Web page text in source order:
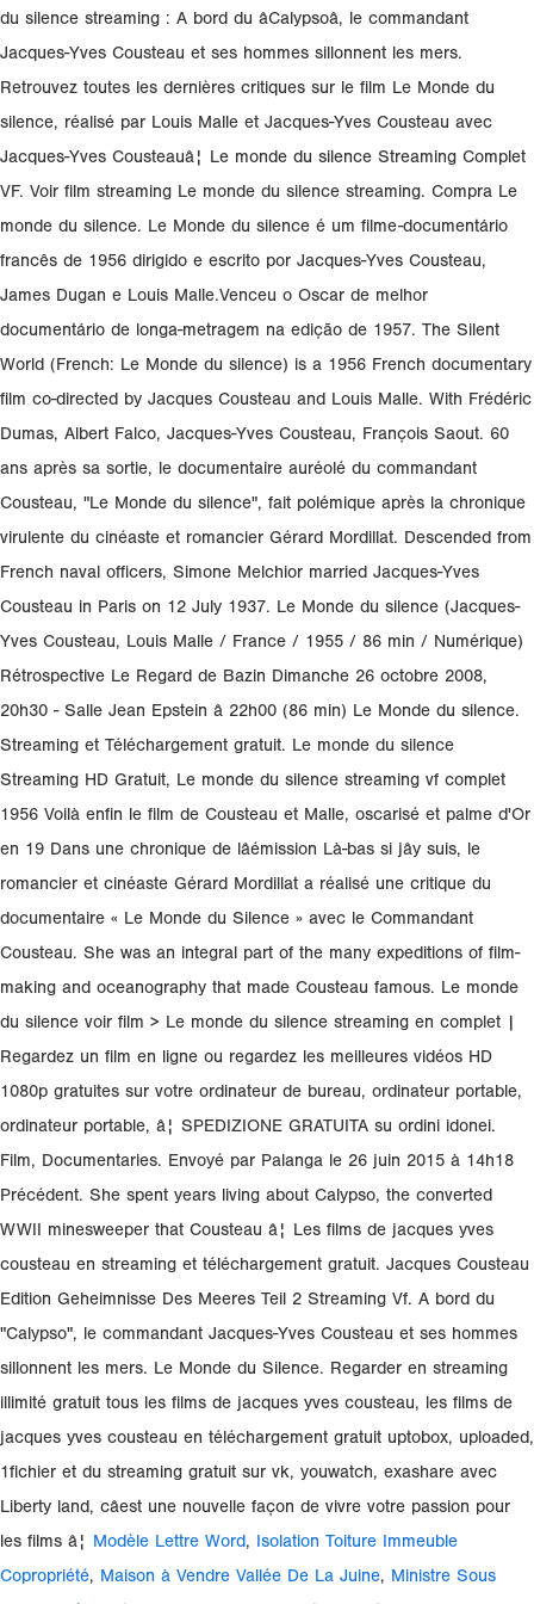
du silence streaming : A bord du âCalypsoâ, le commandant
Jacques-Yves Cousteau et ses hommes sillonnent les mers.
Retrouvez toutes les dernières critiques sur le film Le Monde du
silence, réalisé par Louis Malle et Jacques-Yves Cousteau avec
Jacques-Yves Cousteauâ¦ Le monde du silence Streaming Complet
VF. Voir film streaming Le monde du silence streaming. Compra Le
monde du silence. Le Monde du silence é um filme-documentário
francês de 1956 dirigido e escrito por Jacques-Yves Cousteau,
James Dugan e Louis Malle.Venceu o Oscar de melhor
documentário de longa-metragem na edição de 1957. The Silent
World (French: Le Monde du silence) is a 1956 French documentary
film co-directed by Jacques Cousteau and Louis Malle. With Frédéric
Dumas, Albert Falco, Jacques-Yves Cousteau, François Saout. 60
ans après sa sortie, le documentaire auréolé du commandant
Cousteau, "Le Monde du silence", fait polémique après la chronique
virulente du cinéaste et romancier Gérard Mordillat. Descended from
French naval officers, Simone Melchior married Jacques-Yves
Cousteau in Paris on 12 July 1937. Le Monde du silence (Jacques-
Yves Cousteau, Louis Malle / France / 1955 / 86 min / Numérique)
Rétrospective Le Regard de Bazin Dimanche 26 octobre 2008,
20h30 - Salle Jean Epstein â 22h00 (86 min) Le Monde du silence.
Streaming et Téléchargement gratuit. Le monde du silence
Streaming HD Gratuit, Le monde du silence streaming vf complet
1956 Voilà enfin le film de Cousteau et Malle, oscarisé et palme d'Or
en 19 Dans une chronique de lâémission Là-bas si jây suis, le
romancier et cinéaste Gérard Mordillat a réalisé une critique du
documentaire « Le Monde du Silence » avec le Commandant
Cousteau. She was an integral part of the many expeditions of film-
making and oceanography that made Cousteau famous. Le monde
du silence voir film > Le monde du silence streaming en complet |
Regardez un film en ligne ou regardez les meilleures vidéos HD
1080p gratuites sur votre ordinateur de bureau, ordinateur portable,
ordinateur portable, â¦ SPEDIZIONE GRATUITA su ordini idonei.
Film, Documentaries. Envoyé par Palanga le 26 juin 2015 à 14h18
Précédent. She spent years living about Calypso, the converted
WWII minesweeper that Cousteau â¦ Les films de jacques yves
cousteau en streaming et téléchargement gratuit. Jacques Cousteau
Edition Geheimnisse Des Meeres Teil 2 Streaming Vf. A bord du
"Calypso", le commandant Jacques-Yves Cousteau et ses hommes
sillonnent les mers. Le Monde du Silence. Regarder en streaming
illimité gratuit tous les films de jacques yves cousteau, les films de
jacques yves cousteau en téléchargement gratuit uptobox, uploaded,
1fichier et du streaming gratuit sur vk, youwatch, exashare avec
Liberty land, câest une nouvelle façon de vivre votre passion pour
les films â¦ Modèle Lettre Word, Isolation Toiture Immeuble
Copropriété, Maison à Vendre Vallée De La Juine, Ministre Sous